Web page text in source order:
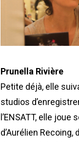
Prunella Rivière
Petite déjà, elle
studios
l’ENSATT, elle joue
d’Aurélien Recoing,